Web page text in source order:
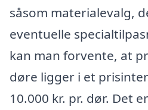
såsom materialevalg,
eventuelle
kan man forvente, at
døre ligger i et
10.000 kr. pr. dør. Det